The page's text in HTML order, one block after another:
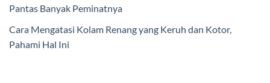
Pantas Banyak Peminatnya
Cara Mengatasi Kolam Renang yang Keruh dan Kotor,
Pahami Hal Ini